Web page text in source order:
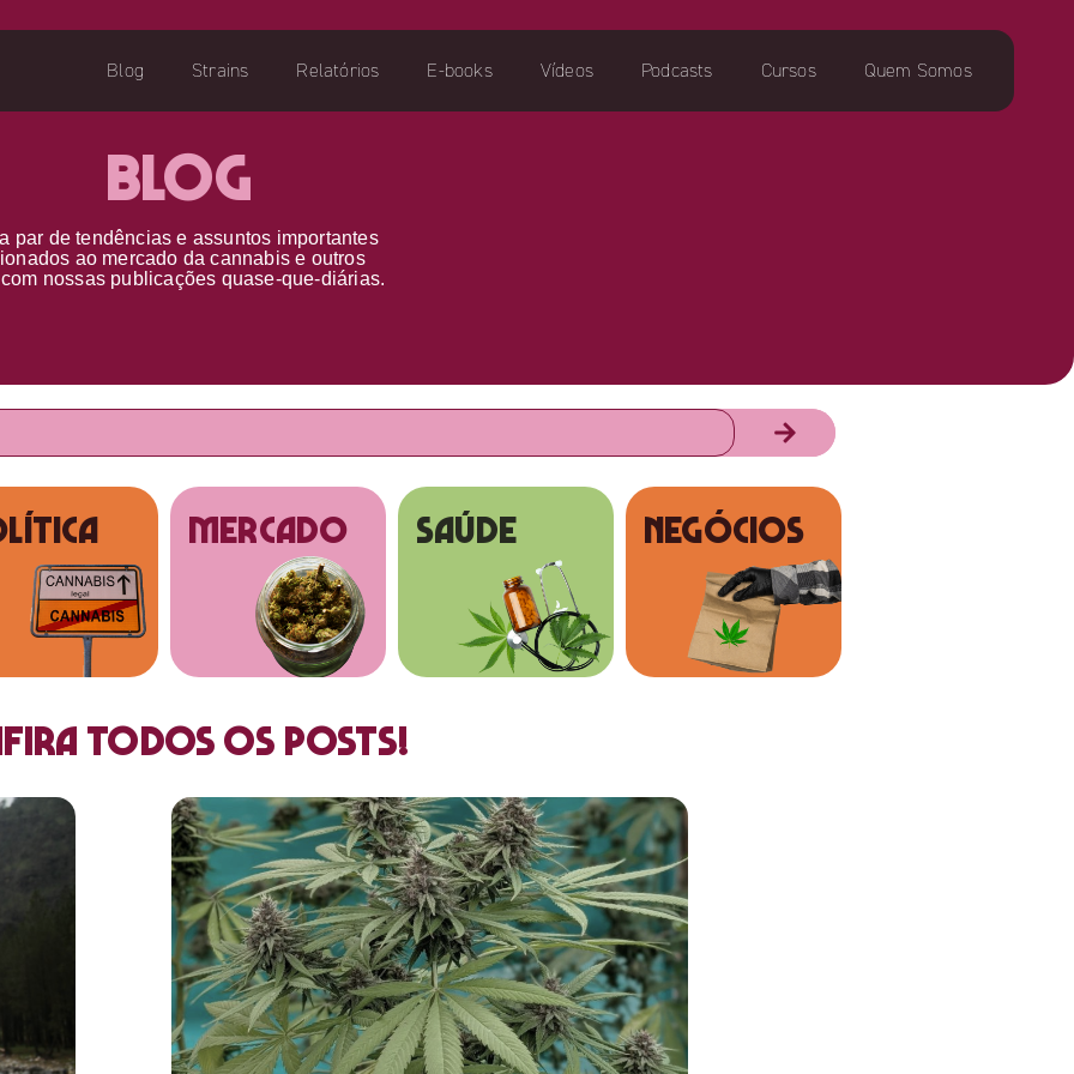
Blog Strains Relatórios E-books Vídeos Podcasts Cursos Quem Somos
Blog
par detendências e assuntos importantes
ao mercado da cannabis e outros
com nossas publicações quase-que-diárias.
MERCADO SAÚDE NEGÓCIOS
todos os posts!